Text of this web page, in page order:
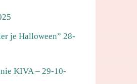
je Halloween” 28-
KIVA – 29-10-